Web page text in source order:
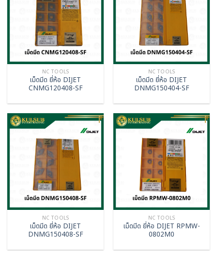
NC TOOLS
เม็ดมีด ยี่ห้อ DIJET
CNMG120408-SF
NC TOOLS
เม็ดมีด ยี่ห้อ DIJET
DNMG150404-SF
NC TOOLS
เม็ดมีด ยี่ห้อ DIJET
DNMG150408-SF
NC TOOLS
เม็ดมีด ยี่ห้อ DIJET RPMW-
0802M0